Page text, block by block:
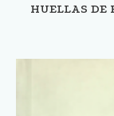
HUELLAS DE